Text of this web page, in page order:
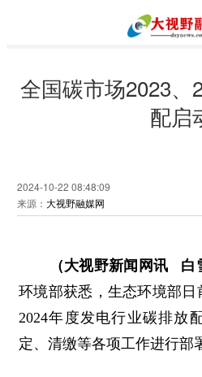
全国碳市场2023、
配启
2024-10-22 08:48:09
来源： 大视野融媒网
（大视野新闻网讯 白
环境部获悉，生态环境部日
2024年度发电行业碳排放
定、清缴等各项工作进行部